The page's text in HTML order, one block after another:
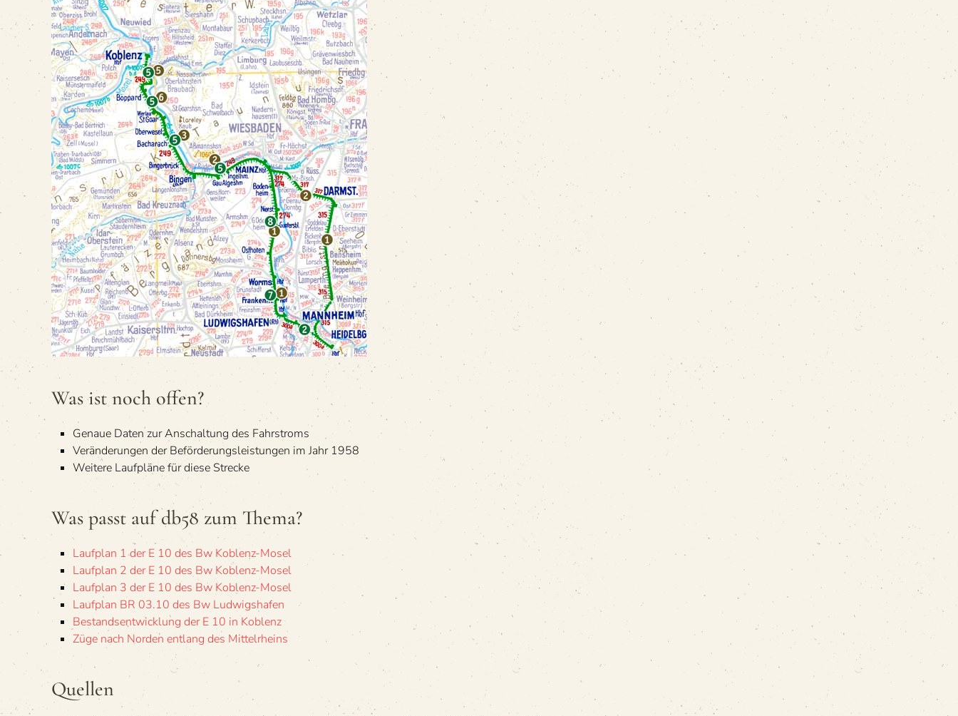
Was ist noch offen?
Genaue Daten zur Anschal­tung des Fahrstroms
Ver­än­de­run­gen der Beför­de­rungs­leis­tun­gen im Jahr 1958
Wei­tere Lauf­pläne für diese Strecke
Was passt auf db58 zum Thema?
Lauf­plan 1 der E 10 des Bw Koblenz-Mosel
Lauf­plan 2 der E 10 des Bw Koblenz-Mosel
Lauf­plan 3 der E 10 des Bw Koblenz-Mosel
Lauf­plan BR 03.10 des Bw Ludwigshafen
Bestands­ent­wick­lung der E 10 in Koblenz
Züge nach Nor­den ent­lang des Mittelrheins
Quel­len